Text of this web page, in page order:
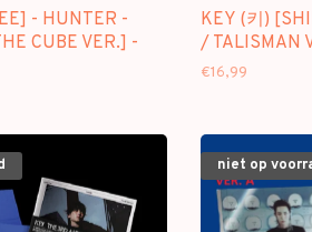
- HUNTER -
CUBE VER.] -
KEY (키)
/ TALISMAN
€16,99
niet op